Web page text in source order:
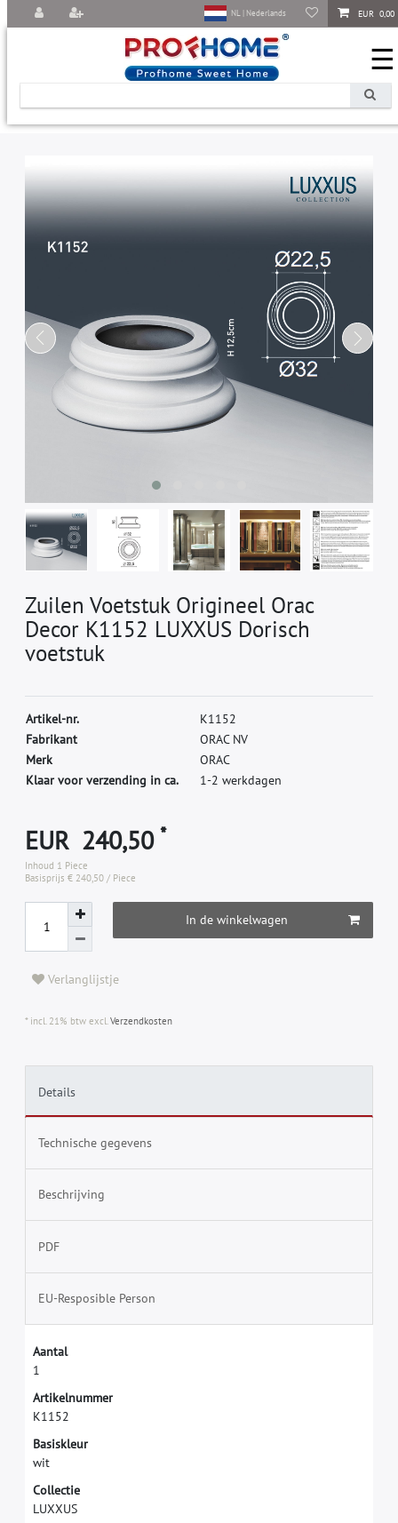
EUR 0,00
NL | Nederlands
☰
Zuilen Voetstuk Origineel Orac
Decor K1152 LUXXUS Dorisch
voetstuk
Artikel-nr. K1152
Fabrikant ORAC NV
Merk ORAC
Klaar voor verzending in ca.
1-2 werkdagen
EUR 240,50*
Inhoud 1 Piece
Basisprijs€ 240,50 / Piece
In de winkelwagen
Verlanglijstje
* incl. 21% btw excl.Verzendkosten
Details
Technische gegevens
Beschrijving
PDF
EU-Resposible Person
Aantal
1
Artikelnummer
K1152
Basiskleur
wit
Collectie
LUXXUS